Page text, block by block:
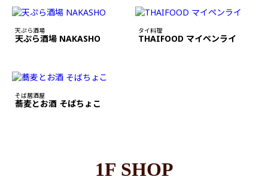
天ぷら酒場
天ぷら酒場 NAKASHO
タイ料理
THAIFOOD マイペンライ
そば居酒屋
蕎麦とお酒 そばちょこ
1F SHOP